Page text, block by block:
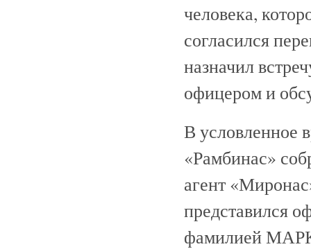
человека,
согласился
назначил
офицером и
В условленное
«Рамбинас»
агент
представился
фамилией